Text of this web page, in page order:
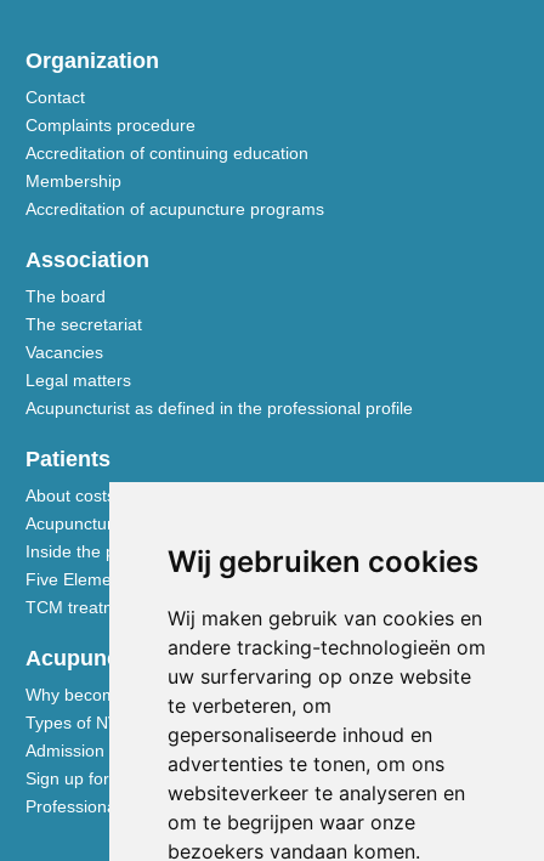
Wij gebruiken cookies
Wij maken gebruik van cookies en
andere tracking-technologieën om
uw surfervaring op onze website
te verbeteren, om
gepersonaliseerde inhoud en
advertenties te tonen, om ons
websiteverkeer te analyseren en
om te begrijpen waar onze
bezoekers vandaan komen.
Organization
Contact
Complaints procedure
Accreditation of continuing education
Membership
Accreditation of acupuncture programs
Association
The board
The secretariat
Vacancies
Legal matters
Acupuncturist as defined in the professional profile
Patients
About costs and reimbursements
Acupuncture explained
Inside the practice
Five Element nutrition
TCM treatment disciplines
Acupuncturists
Why become a member of the NVA
Types of NVA membership
Admission requirements
Sign up for membership
Professional liability insurance